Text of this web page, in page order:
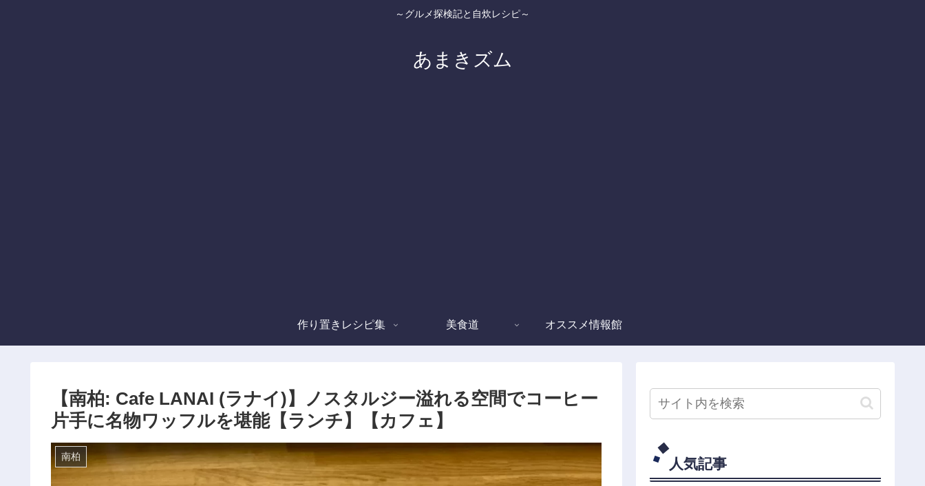
～グルメ探検記と自炊レシピ～
あまきズム
作り置きレシピ集 美食道 オススメ情報館
【南柏: Cafe LANAI (ラナイ)】ノスタルジー溢れる空間でコーヒー
片手に名物ワッフルを堪能【ランチ】【カフェ】
南柏 人気記事